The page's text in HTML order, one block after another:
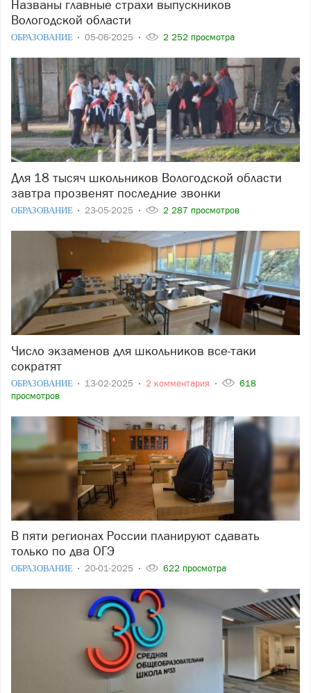
Названы главные страхи выпускников
Вологодской области
ОБРАЗОВАНИЕ 05-06-2025 2 252 просмотра
Для 18 тысяч школьников Вологодской области
завтра прозвенят последние звонки
ОБРАЗОВАНИЕ 23-05-2025 2 287 просмотров
Число экзаменов для школьников все-таки
сократят
ОБРАЗОВАНИЕ 13-02-2025 2 комментария
618
просмотров
В пяти регионах России планируют сдавать
только по два ОГЭ
ОБРАЗОВАНИЕ 20-01-2025 622 просмотра